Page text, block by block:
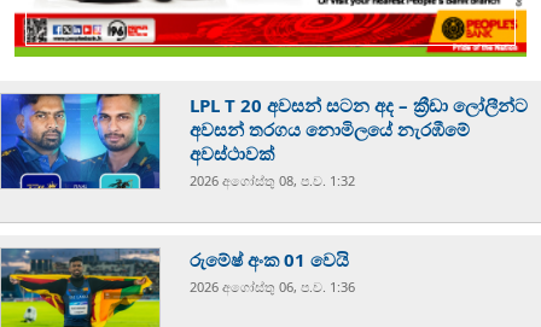
LPL T 20 අවසන් සටන අද – ක්‍රීඩා ලෝලීන්ට
අවසන් තරගය නොමිලයේ නැරඹීමේ
අවස්ථාවක්
2026 අගෝස්‍තු 08, ප.ව. 1:32
රුමේෂ් අංක 01 වෙයි
2026 අගෝස්‍තු 06, ප.ව. 1:36